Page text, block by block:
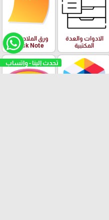
تحدث الينا - واتساب
الادوات والعدة
المكتبية
ورق الملاحظات
Stick Note